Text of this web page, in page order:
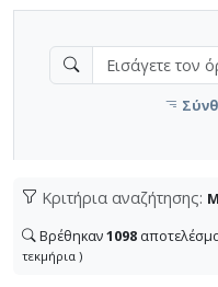
Κριτήρια αναζήτησης:
Βρέθηκαν1098
τεκμήρια )